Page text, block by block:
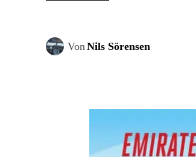
Von Nils Sörensen